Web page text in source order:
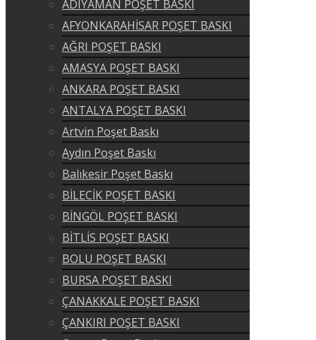
ADIYAMAN POŞET BASKI
AFYONKARAHİSAR POŞET BASKI
AĞRI POŞET BASKI
AMASYA POŞET BASKI
ANKARA POŞET BASKI
ANTALYA POŞET BASKI
Artvin Poşet Baskı
Aydın Poşet Baskı
Balıkesir Poşet Baskı
BİLECİK POŞET BASKI
BİNGÖL POŞET BASKI
BİTLİS POŞET BASKI
BOLU POŞET BASKI
BURSA POŞET BASKI
ÇANAKKALE POŞET BASKI
ÇANKIRI POŞET BASKI